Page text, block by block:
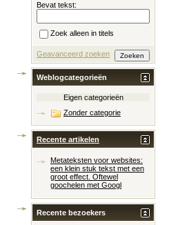
Bevat tekst:
Zoek alleen in titels
Geavanceerd zoeken
Weblogcategorieën
Eigen categorieën
Zonder categorie
Recente artikelen
Metateksten voor websites:
een klein stuk tekst met een
groot effect. Oftewel
goochelen met Googl
Recente bezoekers